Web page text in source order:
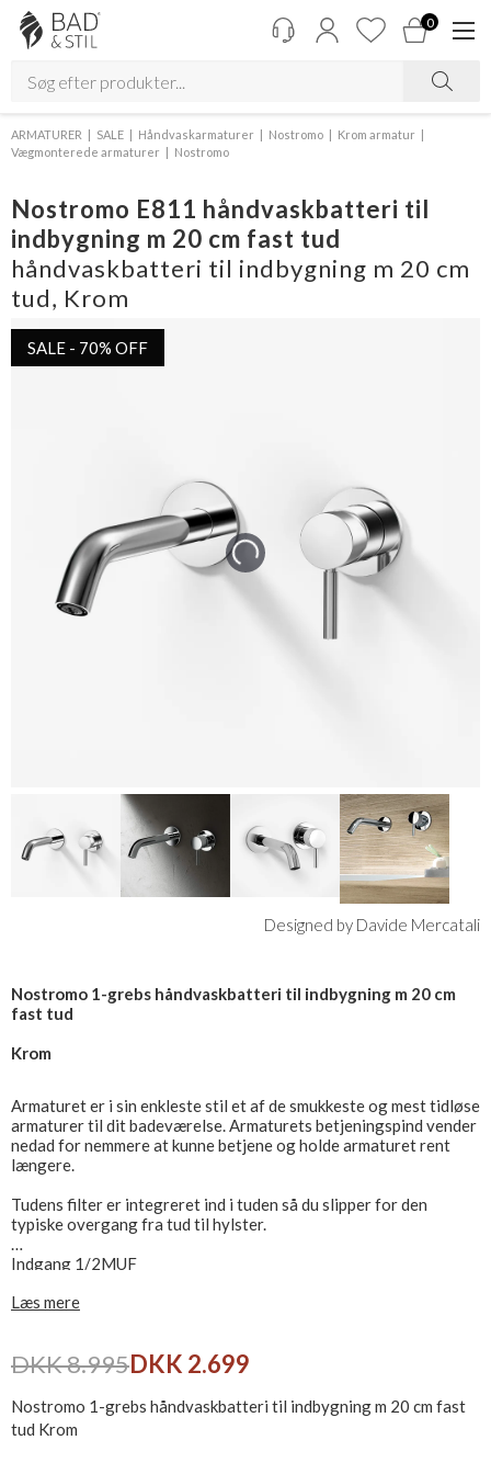
0
ARMATURER SALE Håndvaskarmaturer Nostromo
Krom armatur
Vægmonterede armaturer
Nostromo
Nostromo E811 håndvaskbatteri til
indbygning m 20 cm fast tud
håndvaskbatteri til indbygning m 20 cm
tud, Krom
SALE - 70% OFF
Designed by Davide Mercatali
Nostromo 1-grebs håndvaskbatteri til indbygning m 20 cm
fast tud
Krom
Armaturet er i sin enkleste stil et af de smukkeste og mest tidløse
armaturer til dit badeværelse. Armaturets betjeningspind vender
nedad for nemmere at kunne betjene og holde armaturet rent
længere.
Tudens filter er integreret ind i tuden så du slipper for den
typiske overgang fra tud til hylster.
Indgang 1/2MUF
Fremspring: 20,0 cm fra forkant flise til midt udløb
tilgangsrørerne. Købes separat - Se relaterede produkter.
Komplet strømlinet design-håndvaskbatteri i den klassiske serie
Nostromo, som gennem årene er blevet opdateret, og blevet
smukkere og smukkere, og vil pryde ethvert badeværelse. Om dit
Læs mere
DKK 8.995DKK 2.699
Nostromo 1-grebs håndvaskbatteri til indbygning m 20 cm fast
tud Krom